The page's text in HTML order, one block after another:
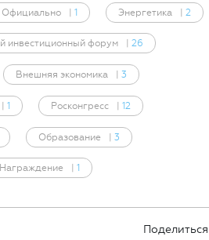
Официально | 1 Энергетика | 2
инвестиционный форум 26
Внешняя экономика 3
1 Росконгресс 12
Образование | 3
Награждение 1